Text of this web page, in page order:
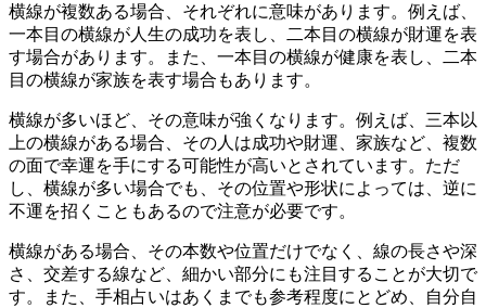
横線が複数ある場合、それぞれに意味があります。例えば、
一本目の横線が人生の成功を表し、二本目の横線が財運を表
す場合があります。また、一本目の横線が健康を表し、二本
目の横線が家族を表す場合もあります。
横線が多いほど、その意味が強くなります。例えば、三本以
上の横線がある場合、その人は成功や財運、家族など、複数
の面で幸運を手にする可能性が高いとされています。ただ
し、横線が多い場合でも、その位置や形状によっては、逆に
不運を招くこともあるので注意が必要です。
横線がある場合、その本数や位置だけでなく、線の長さや深
さ、交差する線など、細かい部分にも注目することが大切で
す。また、手相占いはあくまでも参考程度にとどめ、自分自